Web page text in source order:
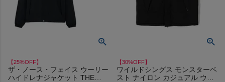
【25%OFF】
ザ・ノース・フェイス ウーリー
ハイドレナジャケット THE
【30%OFF】
ワイルドシングス モンスターベ
スト ナイロン カジュアル ウェ